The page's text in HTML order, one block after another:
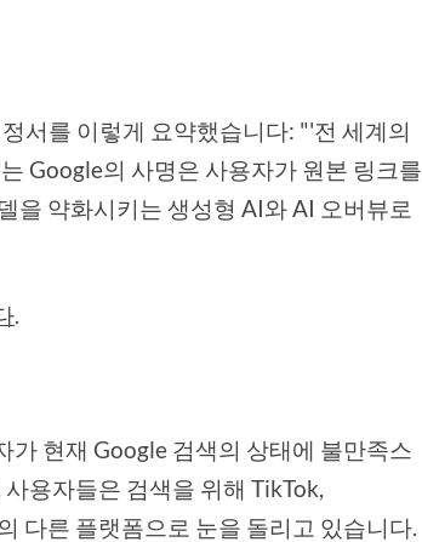
서를 이렇게 요약했습니다: "'전 세계의
Google의 사명은 사용자가 원본 링크를
을 약화시키는 생성형 AI와 AI 오버뷰로
현재 Google 검색의 상태에 불만족스
용자들은 검색을 위해 TikTok,
다른 플랫폼으로 눈을 돌리고 있습니다.